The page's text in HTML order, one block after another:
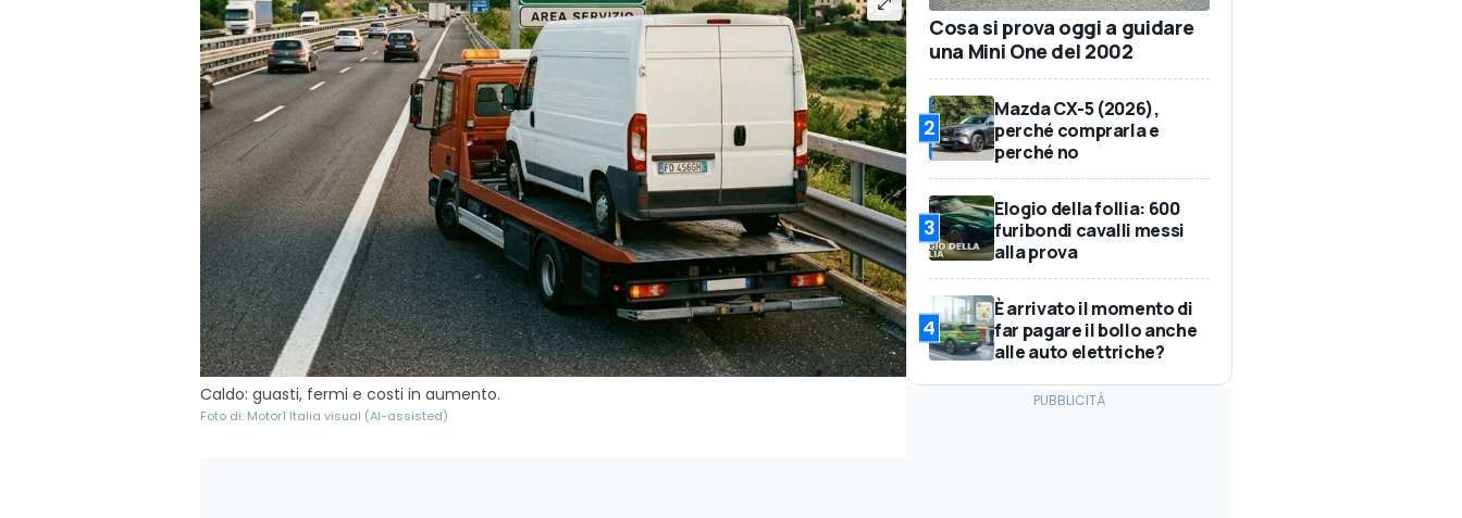
Caldo: guasti, fermi e costi in aumento.
Foto di: Motor1 Italia visual (AI-assisted)
Cosa si prova oggi a guidare
una Mini One del 2002
2
Mazda CX-5 (2026),
perché comprarla e
perché no
3
Elogio della follia: 600
furibondi cavalli messi
alla prova
4
È arrivato il momento di
far pagare il bollo anche
alle auto elettriche?